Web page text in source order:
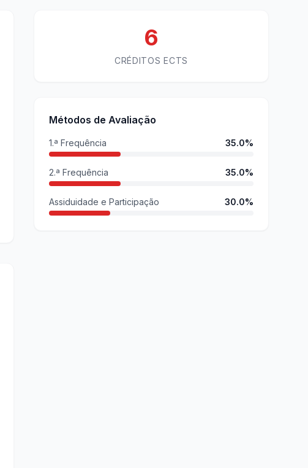
6
CRÉDITOS ECTS
Métodos de Avaliação
1.ª Frequência 35.0%
2.ª Frequência 35.0%
Assiduidade e Participação 30.0%